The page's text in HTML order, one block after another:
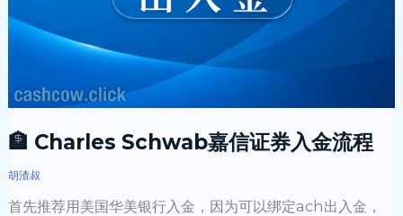
🏦 Charles Schwab嘉信证券入金流程
胡渣叔
首先推荐用美国华美银行入金，因为可以绑定ach出入金，